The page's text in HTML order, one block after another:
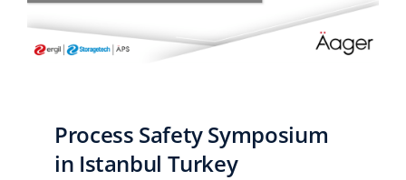
Process Safety Symposium
in Istanbul Turkey